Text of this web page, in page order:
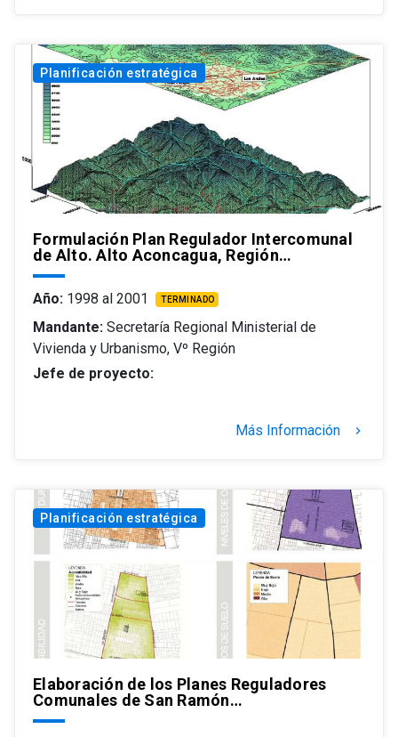
Planificación estratégica
Formulación Plan Regulador Intercomunal
de Alto. Alto Aconcagua, Región…
Año: 1998 al 2001 TERMINADO
Mandante: Secretaría Regional Ministerial de
Vivienda y Urbanismo, Vº Región
Jefe de proyecto:
Más Información keyboard_arrow_right
Planificación estratégica
Elaboración de los Planes Reguladores
Comunales de San Ramón…